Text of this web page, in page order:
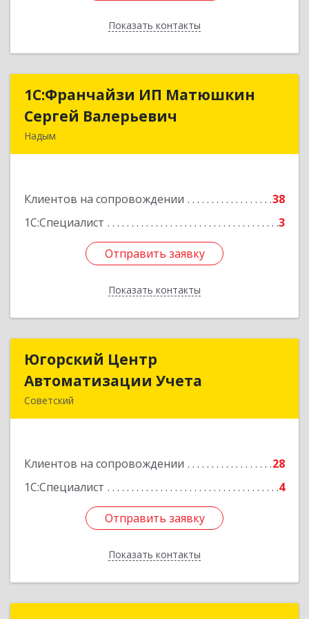
Показать контакты
Назад
1С:Франчайзи ИП Матюшкин
Сергей Валерьевич
Надым
Клиентов на сопровождении
38
1С:Специалист
3
Отправить заявку
Показать контакты
1С:Франчайзи ИП Матюшкин
Сергей Валерьевич
Подробнее
Отправить заявку
Назад
Югорский Центр
Автоматизации Учета
Советский
Клиентов на сопровождении
28
1С:Специалист
4
Отправить заявку
Показать контакты
Югорский Центр
Автоматизации Учета
Подробнее
Отправить заявку
Назад